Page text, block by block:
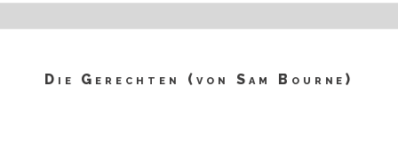
Die Gerechten (von Sam Bourne)